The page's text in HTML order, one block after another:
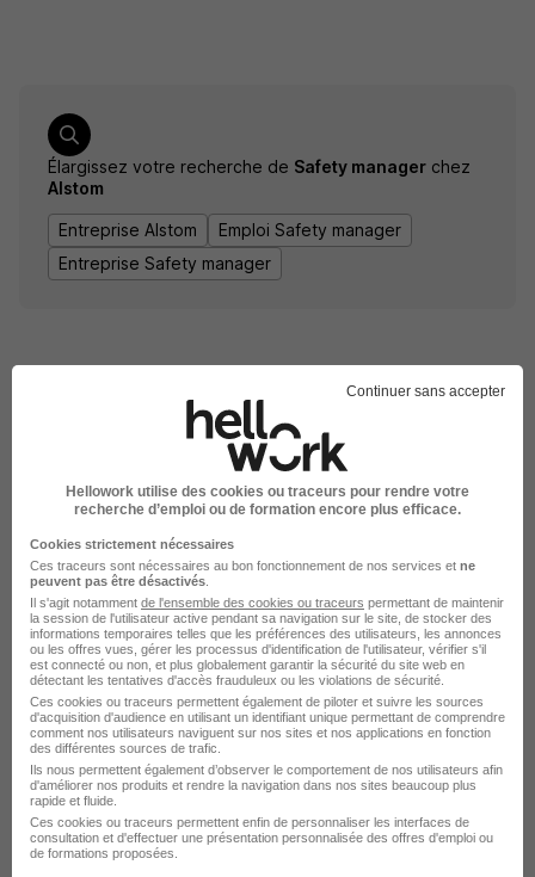
Élargissez votre recherche de Safety manager chez
Alstom
Entreprise Alstom
Emploi Safety manager
Entreprise Safety manager
DÉPOSEZ VOTRE CV
Rendez votre CV accessible à l’ensemble des
recruteurs de la CVthèque Hellowork.
Rendre mon CV visible
Postuler chez Alstom par Métier
Contrôleur de gestion Alstom
Contrôleur de qualité Alstom
Continuer sans accepter
Hellowork utilise des cookies ou traceurs pour rendre votre
recherche d’emploi ou de formation encore plus efficace.
Cookies strictement nécessaires
Ces traceurs sont nécessaires au bon fonctionnement de nos services et ne
peuvent pas être désactivés
Il s'agit notamment de l'ensemble des cookies ou traceurs permettant de maintenir
la session de l'utilisateur active pendant sa navigation sur le site, de stocker des
informations temporaires telles que les préférences des utilisateurs, les annonces
ou les offres vues, gérer les processus d'identification de l'utilisateur, vérifier s'il
est connecté ou non, et plus globalement garantir la sécurité du site web en
détectant les tentatives d'accès frauduleux ou les violations de sécurité.
Ces cookies ou traceurs permettent également de piloter et suivre les sources
d'acquisition d'audience en utilisant un identifiant unique permettant de comprendre
comment nos utilisateurs naviguent sur nos sites et nos applications en fonction
des différentes sources de trafic.
Ils nous permettent également d’observer le comportement de nos utilisateurs afin
d'améliorer nos produits et rendre la navigation dans nos sites beaucoup plus
rapide et fluide.
Ces cookies ou traceurs permettent enfin de personnaliser les interfaces de
consultation et d'effectuer une présentation personnalisée des offres d'emploi ou
de formations proposées.